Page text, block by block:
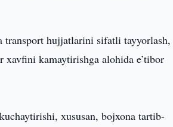
transport hujjatlarini sifatli tayyorlash,
kamaytirishga alohida e’tibor
xususan, bojxona tartib-